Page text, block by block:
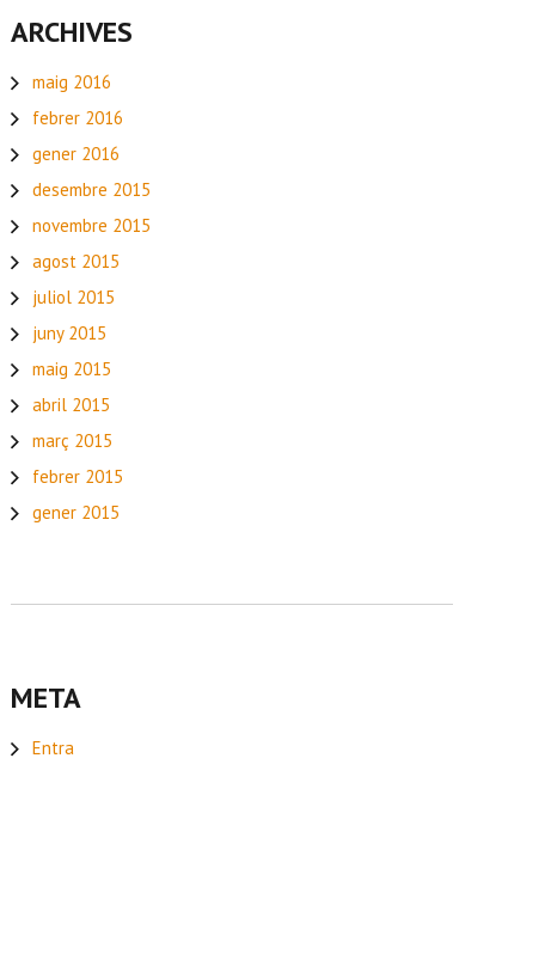
ARCHIVES
maig 2016
febrer 2016
gener 2016
desembre 2015
novembre 2015
agost 2015
juliol 2015
juny 2015
maig 2015
abril 2015
març 2015
febrer 2015
gener 2015
META
Entra